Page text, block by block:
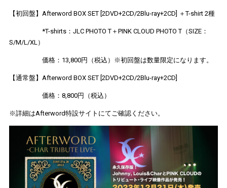
【初回盤】Afterword BOX SET [2DVD+2CD/2Blu-ray+2CD] ＋T-shirt 2種
*T-shirts：JLC PHOTO T＋PINK CLOUD PHOTO T（SIZE：
S/M/L/XL）
価格：13,800円（税込）※初回盤は数量限定になります。
【通常盤】Afterword BOX SET [2DVD+2CD/2Blu-ray+2CD]
価格：8,800円（税込）
※詳細はAfterword特設サイトにてご確認ください。